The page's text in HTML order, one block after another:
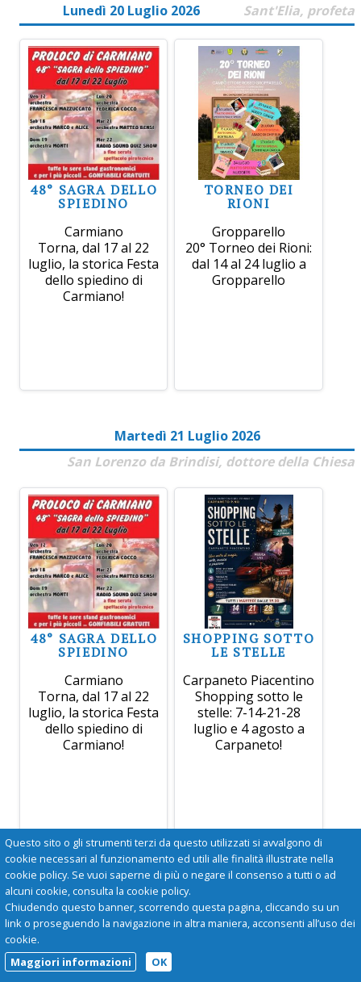
Lunedì 20 Luglio 2026 Sant'Elia, profeta
48° SAGRA DELLO
SPIEDINO
Carmiano
Torna, dal 17 al 22
luglio, la storica Festa
dello spiedino di
Carmiano!
TORNEO DEI
RIONI
Gropparello
20° Torneo dei Rioni:
dal 14 al 24 luglio a
Gropparello
Martedì 21 Luglio 2026
San Lorenzo da Brindisi, dottore della Chiesa
48° SAGRA DELLO
SPIEDINO
Carmiano
Torna, dal 17 al 22
luglio, la storica Festa
dello spiedino di
Carmiano!
SHOPPING SOTTO
LE STELLE
Carpaneto Piacentino
Shopping sotto le
stelle: 7-14-21-28
luglio e 4 agosto a
Carpaneto!
Questo sito o gli strumenti terzi da questo utilizzati si avvalgono di
cookie necessari al funzionamento ed utili alle finalità illustrate nella
cookie policy. Se vuoi saperne di più o negare il consenso a tutti o ad
alcuni cookie, consulta la cookie policy.
Chiudendo questo banner, scorrendo questa pagina, cliccando su un
link o proseguendo la navigazione in altra maniera, acconsenti all’uso dei
cookie.
Maggiori informazioni
OK